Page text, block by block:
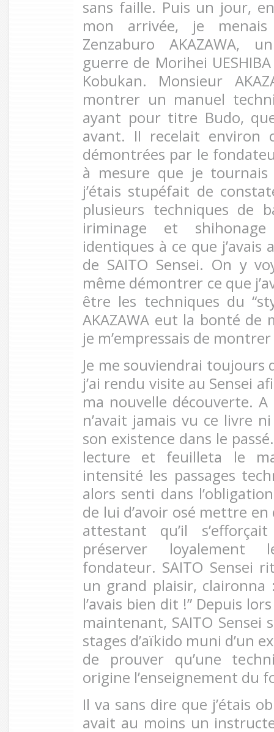
sans faille. Puis un jour,
mon arrivée, je
Zenzaburo AKAZAWA,
guerre de Morihei
Kobukan. Monsieur
montrer un manuel
ayant pour titre Budo,
avant. II recelait environ
démontrées par le
à mesure que je
j’étais stupéfait de
plusieurs techniques de
iriminage et
identiques à ce que j’avais
de SAITO Sensei. On y
même démontrer ce que
être les techniques du
AKAZAWA eut la bonté de
je m’empressais de montrer
Je me souviendrai toujours
j’ai rendu visite au Sensei
ma nouvelle découverte.
n’avait jamais vu ce livre
son existence dans le
lecture et feuilleta le
intensité les passages
alors senti dans
de lui d’avoir osé mettre
attestant qu’il
préserver loyalement
fondateur. SAITO Sensei
un grand plaisir, claironna
l’avais bien dit !” Depuis
maintenant, SAITO Sensei
stages d’aïkido muni d’un
de prouver qu’une
origine l’enseignement du
Il va sans dire que j’étais
avait au moins un